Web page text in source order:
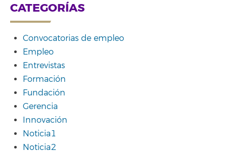
CATEGORÍAS
Convocatorias de empleo
Empleo
Entrevistas
Formación
Fundación
Gerencia
Innovación
Noticia1
Noticia2